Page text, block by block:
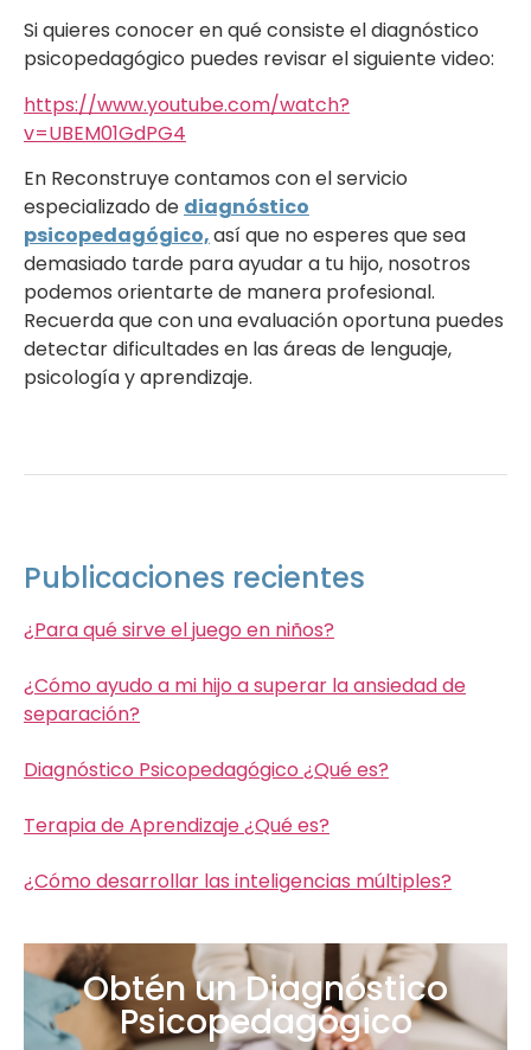
Si quieres conocer en qué consiste el diagnóstico
psicopedagógico puedes revisar el siguiente video:
https://www.youtube.com/watch?
v=UBEM01GdPG4
En Reconstruye contamos con el servicio
especializado de diagnóstico
psicopedagógico,así que no esperes que sea
demasiado tarde para ayudar a tu hijo, nosotros
podemos orientarte de manera profesional.
Recuerda que con una evaluación oportuna puedes
detectar dificultades en las áreas de lenguaje,
psicología y aprendizaje.
Publicaciones recientes
¿Para qué sirve el juego en niños?
¿Cómo ayudo a mi hijo a superar la ansiedad de
separación?
Diagnóstico Psicopedagógico ¿Qué es?
Terapia de Aprendizaje ¿Qué es?
¿Cómo desarrollar las inteligencias múltiples?
Obtén un Diagnóstico
Psicopedagógico